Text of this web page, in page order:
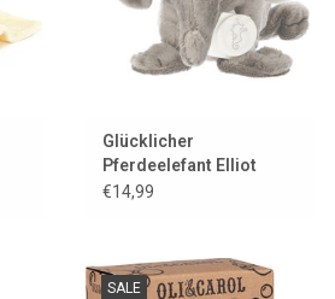
Glücklicher
Pferdeelefant Elliot
€14,99
SALE